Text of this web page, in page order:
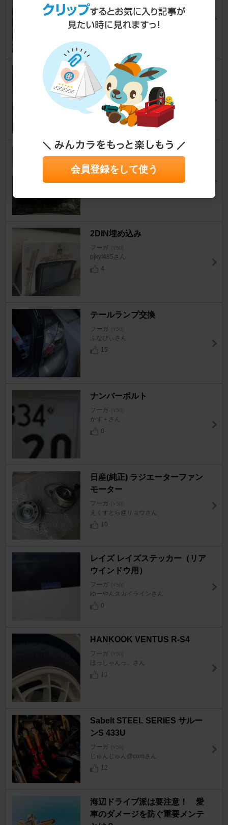
フーガ
じゅんじゅん@comさん
16
0
軽量化① アンダーコート、消音
材剥がし
フーガ [Y50]
じゅんじゅん@comさん
15
1
サブウーファー取付
フーガ [Y50]
ぁよさん
2DIN埋め込み
フーガ [Y50]
pjkyf485さん
4
テールランプ交換
フーガ [Y50]
ふなぴぃさん
15
ナンバーボルト
フーガ [Y50]
かず＋さん
0
日産(純正) ラジエーターファン
モーター
フーガ [Y50]
えくすとら@リョウさん
10
レイズ レイズステッカー（リア
ウインドウ用）
フーガ [Y50]
ゆーやんスカイラインさん
0
HANKOOK VENTUS R-S4
フーガ [Y50]
ほっしゃんっ。さん
11
Sabelt STEEL SERIES サルー
ンS 433U
フーガ [Y50]
じゅんじゅん@comさん
12
海辺ドライブ派は要注意！ 愛
車のダメージを防ぐ重要メンテ
会員登録をして使う